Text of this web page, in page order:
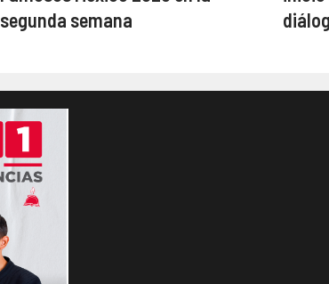
segunda semana